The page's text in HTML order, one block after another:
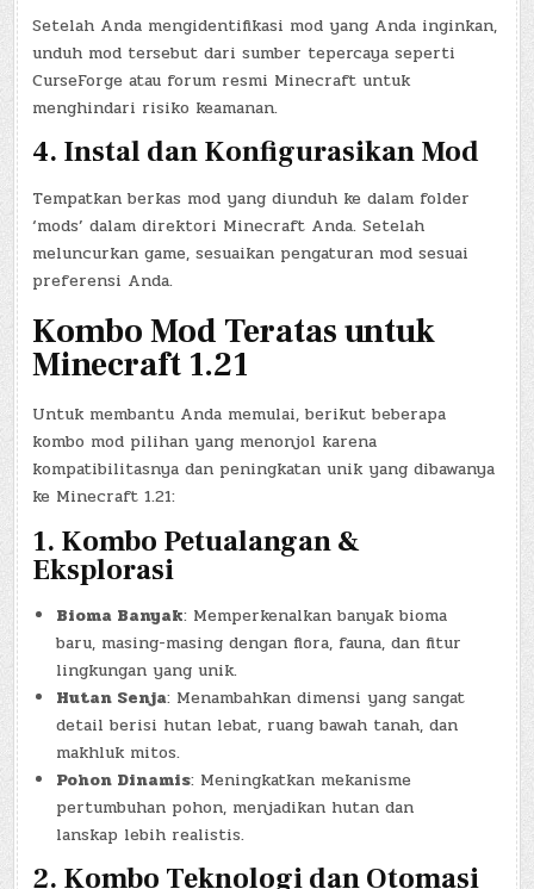
Setelah Anda mengidentifikasi mod yang Anda inginkan,
unduh mod tersebut dari sumber tepercaya seperti
CurseForge atau forum resmi Minecraft untuk
menghindari risiko keamanan.
4. Instal dan Konfigurasikan Mod
Tempatkan berkas mod yang diunduh ke dalam folder
‘mods’ dalam direktori Minecraft Anda. Setelah
meluncurkan game, sesuaikan pengaturan mod sesuai
preferensi Anda.
Kombo Mod Teratas untuk
Minecraft 1.21
Untuk membantu Anda memulai, berikut beberapa
kombo mod pilihan yang menonjol karena
kompatibilitasnya dan peningkatan unik yang dibawanya
ke Minecraft 1.21:
1. Kombo Petualangan &
Eksplorasi
Bioma Banyak: Memperkenalkan banyak bioma
baru, masing-masing dengan flora, fauna, dan fitur
lingkungan yang unik.
Hutan Senja: Menambahkan dimensi yang sangat
detail berisi hutan lebat, ruang bawah tanah, dan
makhluk mitos.
Pohon Dinamis: Meningkatkan mekanisme
pertumbuhan pohon, menjadikan hutan dan
lanskap lebih realistis.
2. Kombo Teknologi dan Otomasi